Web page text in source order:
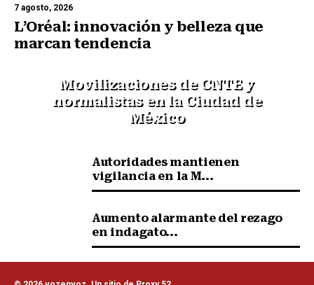
7 agosto, 2026
L’Oréal: innovación y belleza que
marcan tendencia
Movilizaciones de CNTE y
normalistas en la Ciudad de
México
Autoridades mantienen
vigilancia en la M...
Aumento alarmante del rezago
en indagato...